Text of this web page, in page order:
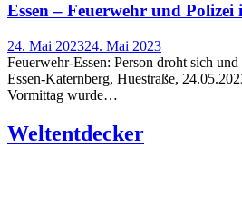
Essen – Feu­er­wehr und Poli­zei
24. Mai 202324. Mai 2023
Feuerwehr-Essen: Person droht sich
Essen-Katernberg, Huestraße,
Vormittag wurde…
Welt­ent­de­cker